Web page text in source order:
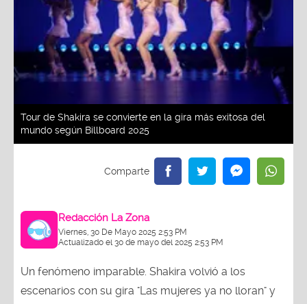
Tour de Shakira se convierte en la gira más exitosa del
mundo según Billboard 2025
Viernes, 30 De Mayo 2025 2:53 PM
Actualizado el 30 de mayo del 2025 2:53 PM
escenarios con su gira "Las mujeres ya no lloran" y
el público la ha coronado como su favorita en todo